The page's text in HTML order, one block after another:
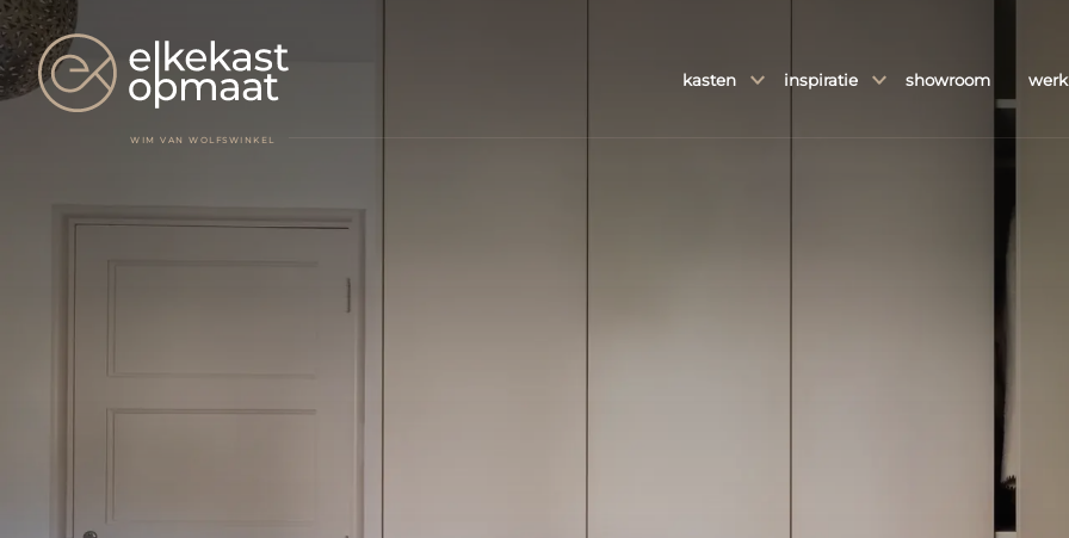
WIM VAN WOLFSWINKEL
kasten inspiratie showroom